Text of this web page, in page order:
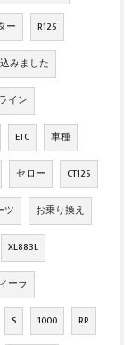
ー R125
みました
ライン
ETC 車種
セロー CT125
ツ お乗り換え
XL883L
ーラ
S 1000 RR